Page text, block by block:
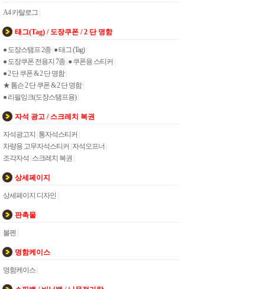
A4 카탈로그
태그(Tag) / 도장쿠폰 / 2 단 명함
● 도장스탬프 2종 ● 태그 (Tag)|
● 도장쿠폰 전용지 7종 ● 쿠폰용 스티커
● 2 단 쿠폰 & 2 단 명함|
★ 톰슨 2 단 쿠폰 & 2 단 명함|
● 리필잉크(도장스탬프용)|
자석 광고 / 스크레치 복권
자석광고지 통자석스티커
차량용 고무자석스티커 자석오프너
조각자석 스크레치 복권
상세페이지
상세페이지 디자인
판촉물
볼펜
명함케이스
명함케이스